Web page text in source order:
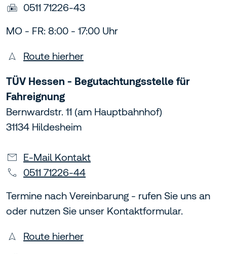
0511 71226-43
MO - FR: 8:00 - 17:00 Uhr
Route hierher
TÜV Hessen - Begutachtungsstelle für
Fahreignung
Bernwardstr. 11 (am Hauptbahnhof)
31134 Hildesheim
E-Mail Kontakt
0511 71226-44
Termine nach Vereinbarung - rufen Sie uns an
oder nutzen Sie unser Kontaktformular.
Route hierher